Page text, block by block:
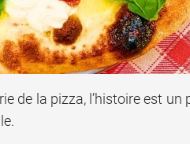
de la pizza, l’histoire est